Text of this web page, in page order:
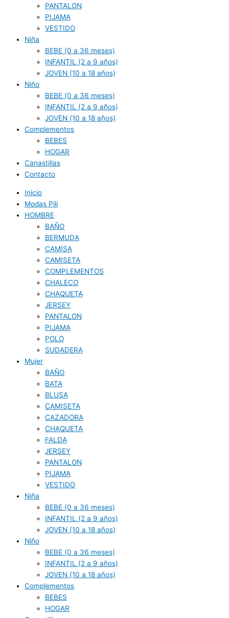
PANTALON
PIJAMA
VESTIDO
Niña
BEBE (0 a 36 meses)
INFANTIL (2 a 9 años)
JOVEN (10 a 18 años)
Niño
BEBE (0 a 36 meses)
INFANTIL (2 a 9 años)
JOVEN (10 a 18 años)
Complementos
BEBES
HOGAR
Canastillas
Contacto
Inicio
Modas Pili
HOMBRE
BAÑO
BERMUDA
CAMISA
CAMISETA
COMPLEMENTOS
CHALECO
CHAQUETA
JERSEY
PANTALON
PIJAMA
POLO
SUDADERA
Mujer
BAÑO
BATA
BLUSA
CAMISETA
CAZADORA
CHAQUETA
FALDA
JERSEY
PANTALON
PIJAMA
VESTIDO
Niña
BEBE (0 a 36 meses)
INFANTIL (2 a 9 años)
JOVEN (10 a 18 años)
Niño
BEBE (0 a 36 meses)
INFANTIL (2 a 9 años)
JOVEN (10 a 18 años)
Complementos
BEBES
HOGAR